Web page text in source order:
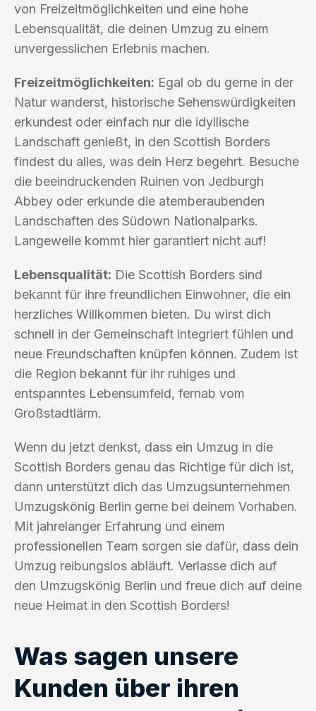
von Freizeitmöglichkeiten und eine hohe
Lebensqualität, die deinen Umzug zu einem
unvergesslichen Erlebnis machen.
Freizeitmöglichkeiten: Egal ob du gerne in der
Natur wanderst, historische Sehenswürdigkeiten
erkundest oder einfach nur die idyllische
Landschaft genießt, in den Scottish Borders
findest du alles, was dein Herz begehrt. Besuche
die beeindruckenden Ruinen von Jedburgh
Abbey oder erkunde die atemberaubenden
Landschaften des Südown Nationalparks.
Langeweile kommt hier garantiert nicht auf!
Lebensqualität: Die Scottish Borders sind
bekannt für ihre freundlichen Einwohner, die ein
herzliches Willkommen bieten. Du wirst dich
schnell in der Gemeinschaft integriert fühlen und
neue Freundschaften knüpfen können. Zudem ist
die Region bekannt für ihr ruhiges und
entspanntes Lebensumfeld, fernab vom
Großstadtlärm.
Wenn du jetzt denkst, dass ein Umzug in die
Scottish Borders genau das Richtige für dich ist,
dann unterstützt dich das Umzugsunternehmen
Umzugskönig Berlin gerne bei deinem Vorhaben.
Mit jahrelanger Erfahrung und einem
professionellen Team sorgen sie dafür, dass dein
Umzug reibungslos abläuft. Verlasse dich auf
den Umzugskönig Berlin und freue dich auf deine
neue Heimat in den Scottish Borders!
Was sagen unsere
Kunden über ihren